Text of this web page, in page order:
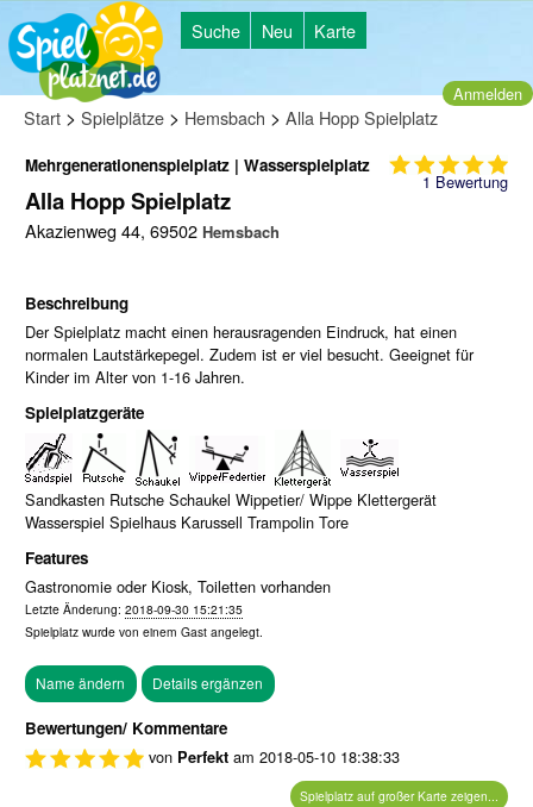
Suche Neu Karte
Anmelden
Start > Spielplätze > Hemsbach > Alla Hopp Spielplatz
1Bewertung
Mehrgenerationenspielplatz | Wasserspielplatz
Alla Hopp Spielplatz
Akazienweg 44, 69502 Hemsbach
Beschreibung
Der Spielplatz macht einen herausragenden Eindruck, hat einen
normalen Lautstärkepegel. Zudem ist er viel besucht. Geeignet für
Kinder im Alter von 1-16 Jahren.
Spielplatzgeräte
Sandkasten Rutsche Schaukel Wippetier/ Wippe Klettergerät
Wasserspiel Spielhaus Karussell Trampolin Tore
Features
Gastronomie oder Kiosk, Toiletten vorhanden
Letzte Änderung: 2018-09-30 15:21:35
Spielplatz wurde von einem Gast angelegt.
Bewertungen/ Kommentare
von Perfekt am 2018-05-10 18:38:33
Spielplatz auf großer Karte zeigen...